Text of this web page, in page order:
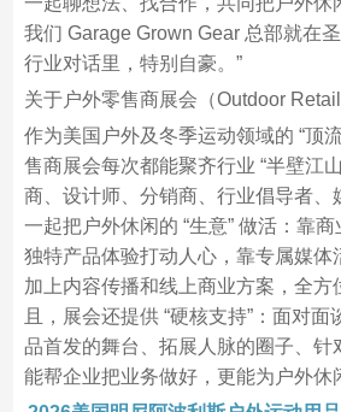
我们 Garage Grown Gear 总部就在
行业对话里，特别自豪。”​
关于户外零售商展会（Outdoor
作为美国户外及冬季运动领域的 “顶
售商展会每次都能聚齐行业 “半壁江
商、设计师、分销商、行业倡导者、
一起把户外休闲的 “生意” 做活：靠
独特产品体验打动人心，靠专属媒体
加上内容传播和线上商业方案，全方
且，展会还提供 “硬核支持”：面对
品首发的舞台、拓展人脉的圈子、针
能帮企业把业务做好，更能为户外休